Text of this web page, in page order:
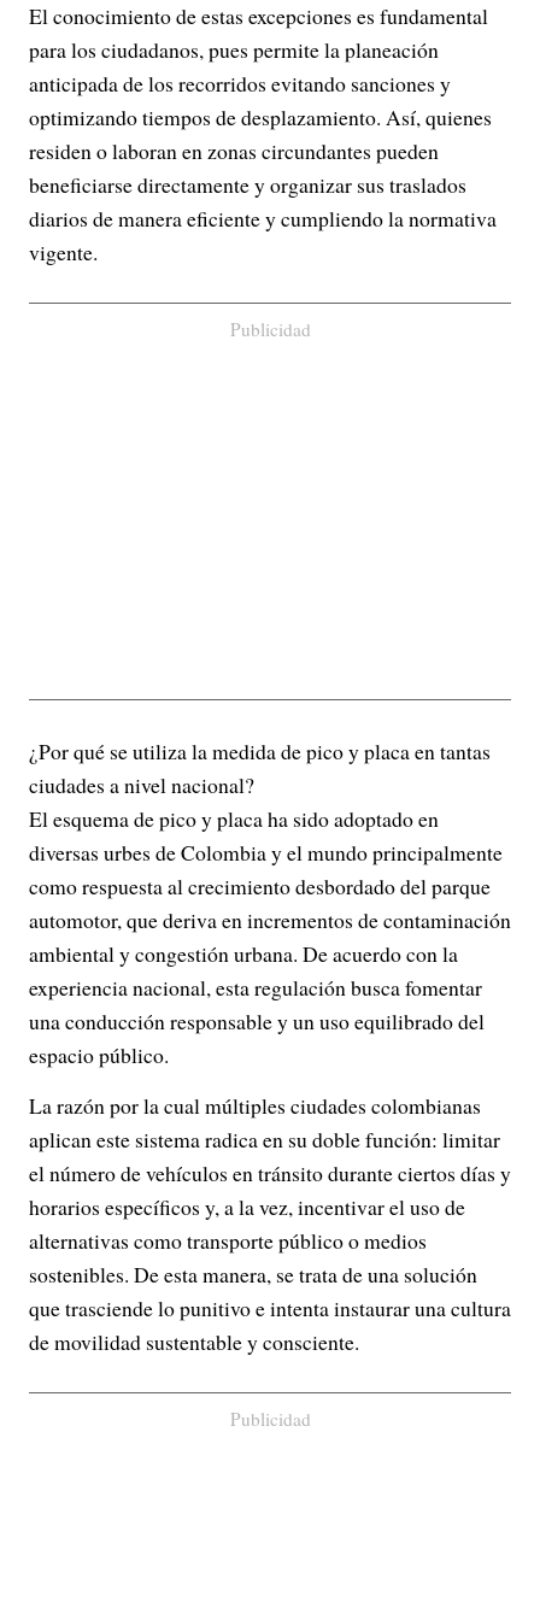
El conocimiento de estas excepciones es fundamental
para los ciudadanos, pues permite la planeación
anticipada de los recorridos evitando sanciones y
optimizando tiempos de desplazamiento. Así, quienes
residen o laboran en zonas circundantes pueden
beneficiarse directamente y organizar sus traslados
diarios de manera eficiente y cumpliendo la normativa
vigente.
Publicidad
¿Por qué se utiliza la medida de pico y placa en tantas
ciudades a nivel nacional?
El esquema de pico y placa ha sido adoptado en
diversas urbes de Colombia y el mundo principalmente
como respuesta al crecimiento desbordado del parque
automotor, que deriva en incrementos de contaminación
ambiental y congestión urbana. De acuerdo con la
experiencia nacional, esta regulación busca fomentar
una conducción responsable y un uso equilibrado del
espacio público.
La razón por la cual múltiples ciudades colombianas
aplican este sistema radica en su doble función: limitar
el número de vehículos en tránsito durante ciertos días y
horarios específicos y, a la vez, incentivar el uso de
alternativas como transporte público o medios
sostenibles. De esta manera, se trata de una solución
que trasciende lo punitivo e intenta instaurar una cultura
de movilidad sustentable y consciente.
Publicidad